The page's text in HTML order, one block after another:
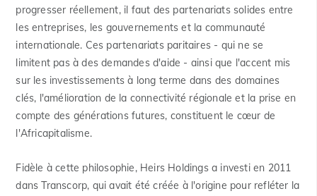
progresser réellement, il faut des partenariats solides entre
les entreprises, les gouvernements et la communauté
internationale. Ces partenariats paritaires - qui ne se
limitent pas à des demandes d'aide - ainsi que l'accent mis
sur les investissements à long terme dans des domaines
clés, l'amélioration de la connectivité régionale et la prise en
compte des générations futures, constituent le cœur de
l'Africapitalisme.
Fidèle à cette philosophie, Heirs Holdings a investi en 2011
dans Transcorp, qui avait été créée à l'origine pour refléter la